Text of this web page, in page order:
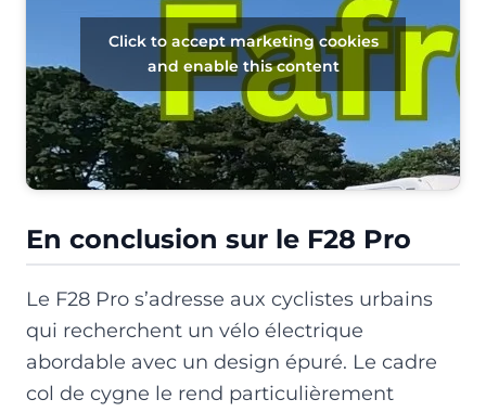
Click to accept marketing cookies
and enable this content
En conclusion sur le F28 Pro
Le F28 Pro s’adresse aux cyclistes urbains
qui recherchent un vélo électrique
abordable avec un design épuré. Le cadre
col de cygne le rend particulièrement